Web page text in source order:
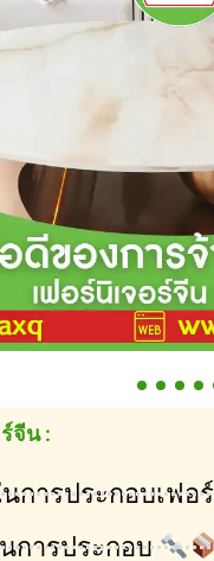
จีน :
การประกอบเฟอ
การประกอบ